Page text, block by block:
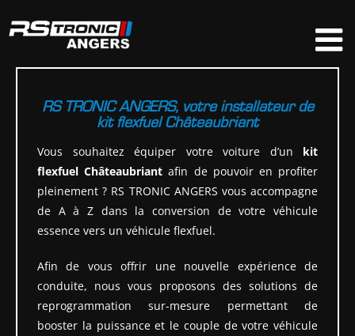
au
RS TRONIC ANGERS, votre installateur de
kit flexfuel Châteaubriant
Vous souhaitez équiper votre voiture d’un kit
flexfuel Châteaubriantafin de pouvoir en profiter
pleinement ? RS TRONIC ANGERS vous accompagne
de A à Z dans la conversion de votre véhicule
essence vers un véhicule flexfuel.
Afin de vous offrir une nouvelle expérience de
conduite, nous vous proposons des solutions de
reprogrammation sur-mesure permettant de
booster la puissance et le couple de votre véhicule